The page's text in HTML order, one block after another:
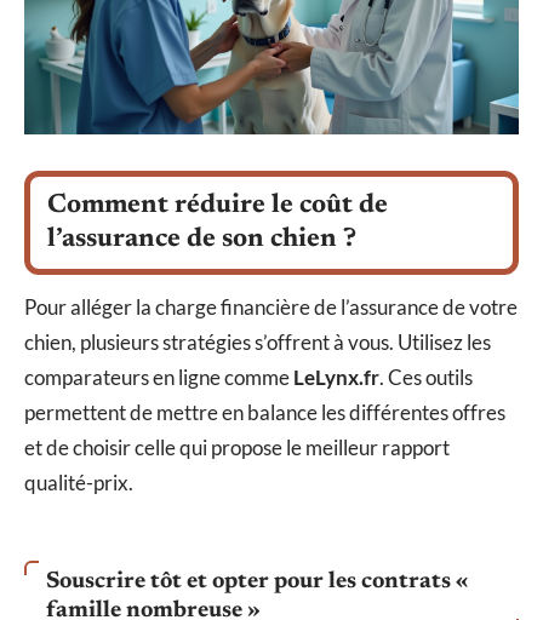
Comment réduire le coût de
l’assurance de son chien ?
Pour alléger la charge financière de l’assurance de votre
chien, plusieurs stratégies s’offrent à vous. Utilisez les
comparateurs en ligne commeLeLynx.fr. Ces outils
permettent de mettre en balance les différentes offres
et de choisir celle qui propose le meilleur rapport
qualité-prix.
Souscrire tôt et opter pour les contrats «
famille nombreuse »